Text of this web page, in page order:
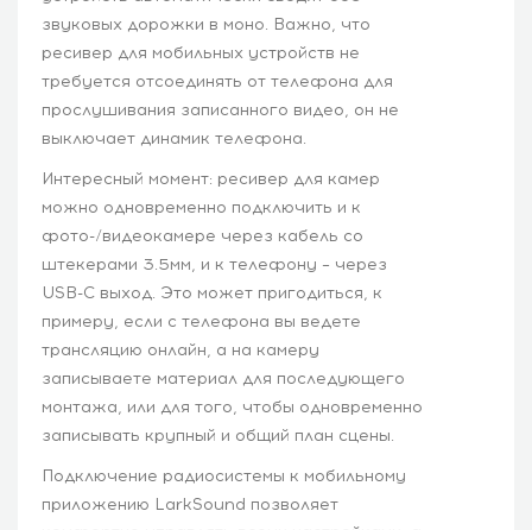
звуковых дорожки в моно. Важно, что
ресивер для мобильных устройств не
требуется отсоединять от телефона для
прослушивания записанного видео, он не
выключает динамик телефона.
Интересный момент: ресивер для камер
можно одновременно подключить и к
фото-/видеокамере через кабель со
штекерами 3.5мм, и к телефону – через
USB-C выход. Это может пригодиться, к
примеру, если с телефона вы ведете
трансляцию онлайн, а на камеру
записываете материал для последующего
монтажа, или для того, чтобы одновременно
записывать крупный и общий план сцены.
Подключение радиосистемы к мобильному
приложению LarkSound позволяет